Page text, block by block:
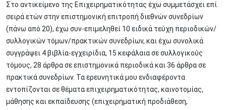
Στο αντικείμενο της Επιχειρηματικότητας έχω συμμετάσχει επί
σειρά ετών στην επιστημονική επιτροπή διεθνών συνεδρίων
(πάνω από 20), έχω συν-επιμεληθεί 10 ειδικά τεύχη περιοδικών/
συλλογικών τόμων/πρακτικών συνεδρίων, και έχω συνολικά
συγγράψει 4 βιβλία-εγχειρίδια, 15 κεφάλαια σε συλλογικούς
τόμους, 28 άρθρα σε επιστημονικά περιοδικά και 36 άρθρα σε
πρακτικά συνεδρίων. Τα ερευνητικά μου ενδιαφέροντα
εντοπίζονται σε θέματα επιχειρηματικότητας, καινοτομίας,
μάθησης και εκπαίδευσης (επιχειρηματική προδιάθεση,